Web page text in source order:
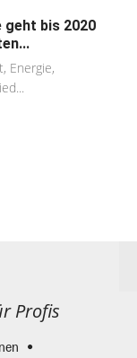
bis 2020
Energie,
Profis